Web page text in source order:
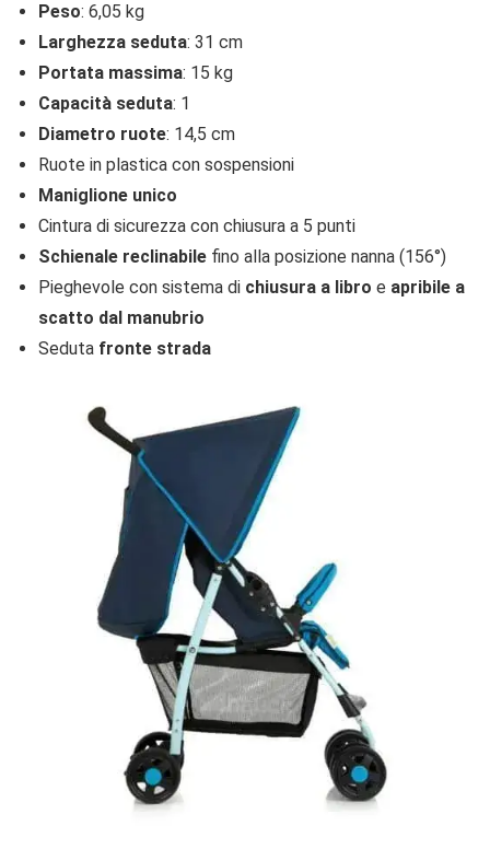
Peso: 6,05 kg
Larghezza seduta: 31 cm
Portata massima: 15 kg
Capacità seduta: 1
Diametro ruote: 14,5 cm
Ruote in plastica con sospensioni
Maniglione unico
Cintura di sicurezza con chiusura a 5 punti
Schienale reclinabile fino alla posizione nanna (156°)
Pieghevole con sistema di chiusura a libro e apribile a
scatto dal manubrio
Seduta fronte strada